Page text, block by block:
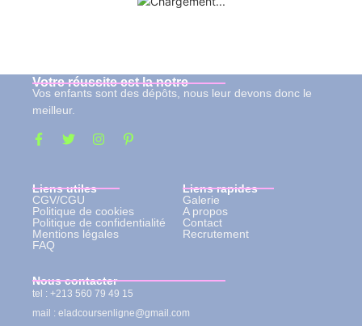
Votre réussite est la notre
Vos enfants sont des dépôts, nous leur devons donc le
meilleur.
Liens utiles
CGV/CGU
Politique de cookies
Politique de confidentialité
Mentions légales
FAQ
Liens rapides
Galerie
A propos
Contact
Recrutement
Nous contacter
tel : +213 560 79 49 15
mail : eladcoursenligne@gmail.com